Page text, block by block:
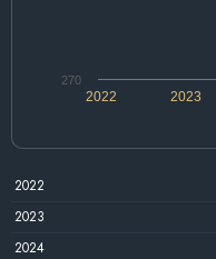
2022 2023
270
2022
2023
2024